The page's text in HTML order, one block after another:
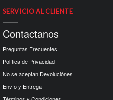
SERVICIO AL CLIENTE
Contactanos
Preguntas Frecuentes
Política de Privacidad
No se aceptan Devoluciónes
Envío y Entrega